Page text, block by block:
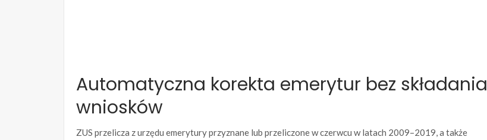
Automatyczna korekta emerytur bez składania
wniosków
ZUS przelicza z urzędu emerytury przyznane lub przeliczone w czerwcu w latach 2009–2019, a także